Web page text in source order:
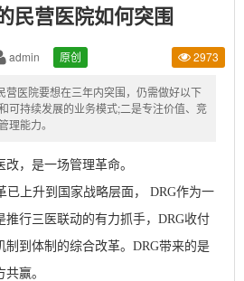
民营医院如何突围
admin 原创 2973
营医院要想在三年内突围，仍需做好以下
可持续发展的业务模式;二是专注价值、竞
理能力。
，是一场管理革命。
已上升到国家战略层面， DRG作为一
行三医联动的有力抓手， DRG收付
到体制的综合改革。 DRG带来的是
赢。